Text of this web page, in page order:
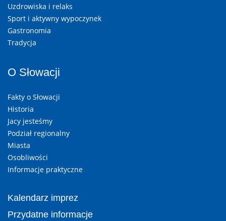
Uzdrowiska i relaks
Sport i aktywny wypoczynek
Gastronomia
Tradycja
O Słowacji
Fakty o Słowacji
Historia
Jacy jesteśmy
Podział regionalny
Miasta
Osobliwości
Informacje praktyczne
Kalendarz imprez
Przydatne informacje